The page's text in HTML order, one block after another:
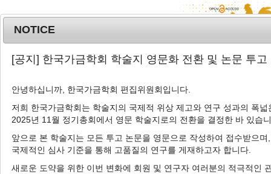
T
o
e
n
a
MENU
Advanced Search List
NOTICE
[공지] 한국가금학회 학술지 영문화 전환 및 논문 투고
안녕하십니까, 한국가금학회 편집위원회입니다.
저희 한국가금학회는 학술지의 국제적 위상 제고와 연구 성과의 폭넓
2025년 11월 정기총회에서 영문 학술지로의 전환을 결정한 바 있습
앞으로 본 학술지는 모든 투고 논문을 영문으로 작성하여 접수받으며,
국제적인 심사 기준을 통해 고품질의 연구를 게재하고자 합니다.
새로운 도약을 위한 이번 변화에 회원 및 연구자 여러분의 적극적인